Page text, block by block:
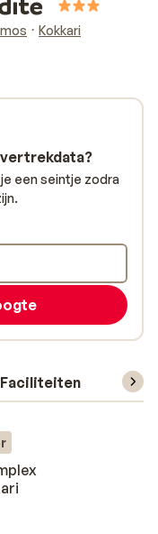
Kokkari
Faciliteiten
vertrekdata?
een seintje zodra